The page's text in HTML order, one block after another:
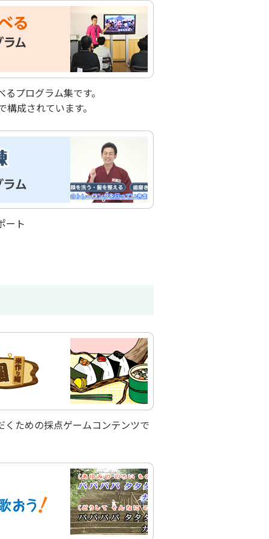
プログラム集です。
成されています。
ート
くための採点ゲームコンテンツで